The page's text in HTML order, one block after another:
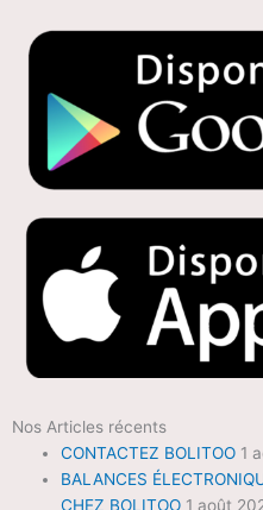
Nos Articles récents
CONTACTEZ BOLITOO 1
BALANCES
CHEZ BOLITOO 1 août